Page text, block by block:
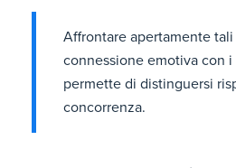
Affrontare apertamente
connessione emotiva con
permette di distinguersi
concorrenza.